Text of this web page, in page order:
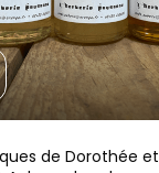
de Dorothée